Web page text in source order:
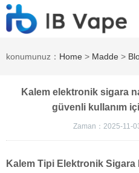
konumunuz： Home > Madde >
Kalem elektronik sigara
güvenli kullanım
Zaman：2025-11-
Kalem Tipi Elektronik